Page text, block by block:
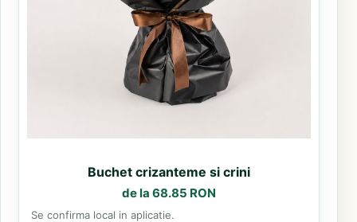
Buchet crizanteme si crini
de la 68.85 RON
Se confirma local in aplicatie.